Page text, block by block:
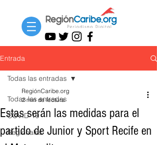
Entrada
Todas las entradas
COVID-19
Regionales
Todas las entradas
Estas serán las medidas para el
partido de Junior y Sport Recife en
RegiónCaribe.org
2 min de lectura